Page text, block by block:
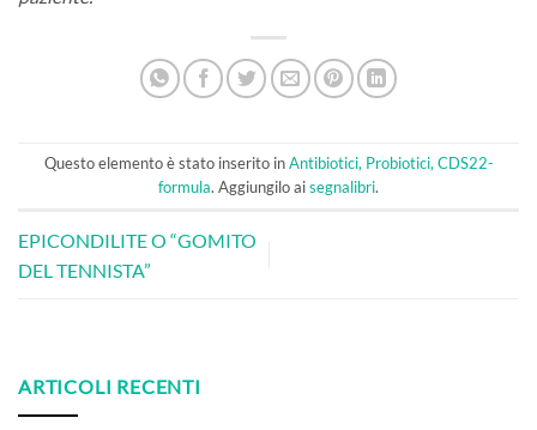
Questo elemento è stato inserito inAntibiotici, Probiotici, CDS22-
formula. Aggiungilo aisegnalibri.
EPICONDILITE O “GOMITO
DEL TENNISTA”
ARTICOLI RECENTI